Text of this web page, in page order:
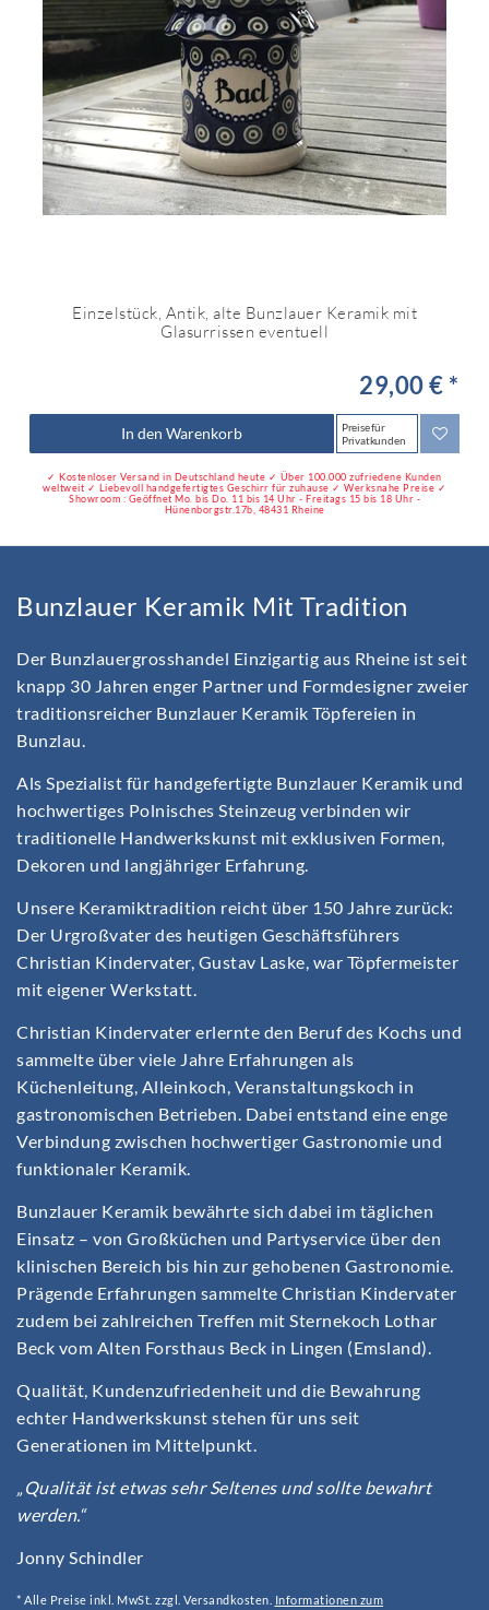
Einzelstück, Antik, alte Bunzlauer Keramik mit
Glasurrissen eventuell
29,00 € *
In den Warenkorb
Preise für
Privatkunden
✓ Kostenloser Versand in Deutschland heute ✓ Über 100.000 zufriedene Kunden
weltweit ✓ Liebevoll handgefertigtes Geschirr für zuhause ✓ Werksnahe Preise ✓
Showroom : Geöffnet Mo. bis Do. 11 bis 14 Uhr - Freitags 15 bis 18 Uhr -
Hünenborgstr.17b, 48431 Rheine
Bunzlauer Keramik Mit Tradition
Der Bunzlauergrosshandel Einzigartig aus Rheine ist seit
knapp 30 Jahren enger Partner und Formdesigner zweier
traditionsreicher Bunzlauer Keramik Töpfereien in
Bunzlau.
Als Spezialist für handgefertigte Bunzlauer Keramik und
hochwertiges Polnisches Steinzeug verbinden wir
traditionelle Handwerkskunst mit exklusiven Formen,
Dekoren und langjähriger Erfahrung.
Unsere Keramiktradition reicht über 150 Jahre zurück:
Der Urgroßvater des heutigen Geschäftsführers
Christian Kindervater, Gustav Laske, war Töpfermeister
mit eigener Werkstatt.
Christian Kindervater erlernte den Beruf des Kochs und
sammelte über viele Jahre Erfahrungen als
Küchenleitung, Alleinkoch, Veranstaltungskoch in
gastronomischen Betrieben. Dabei entstand eine enge
Verbindung zwischen hochwertiger Gastronomie und
funktionaler Keramik.
Bunzlauer Keramik bewährte sich dabei im täglichen
Einsatz – von Großküchen und Partyservice über den
klinischen Bereich bis hin zur gehobenen Gastronomie.
Prägende Erfahrungen sammelte Christian Kindervater
zudem bei zahlreichen Treffen mit Sternekoch Lothar
Beck vom Alten Forsthaus Beck in Lingen (Emsland).
Qualität, Kundenzufriedenheit und die Bewahrung
echter Handwerkskunst stehen für uns seit
Generationen im Mittelpunkt.
„Qualität ist etwas sehr Seltenes und sollte bewahrt
werden.“
Jonny Schindler
* Alle Preise inkl. MwSt. zzgl. Versandkosten. Informationen zum